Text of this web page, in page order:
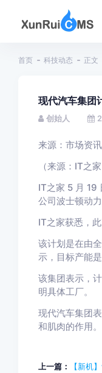
首页 科技动态 正文
现代汽车集团
创始人
来源：市场资讯
（来源：IT之家
IT之家 5 月 19
公司波士顿动
IT之家获悉，
该计划是在由
示，目标产能
该集团表示，
明具体工厂。
现代汽车集团
和肌肉的作用。
上一篇：
【新机